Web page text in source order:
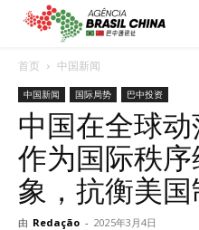
首页 中国新闻
中国新闻 国际局势 巴中投资
中国在全球
作为国际秩
象，抗衡美
由 Redação - 2025年3月4日